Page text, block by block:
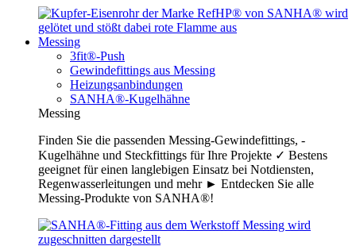
Messing
3fit®-Push
Gewindefittings aus Messing
Heizungsanbindungen
SANHA®-Kugelhähne
Messing
Finden Sie die passenden Messing-Gewindefittings, -
Kugelhähne und Steckfittings für Ihre Projekte ✓ Bestens
geeignet für einen langlebigen Einsatz bei Notdiensten,
Regenwasserleitungen und mehr ► Entdecken Sie alle
Messing-Produkte von SANHA®!